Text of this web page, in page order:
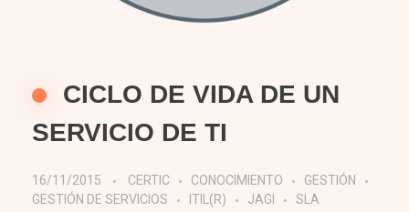
CICLO DE VIDA DE UN
SERVICIO DE TI
16/11/2015 CERTIC CONOCIMIENTO
GESTIÓN
GESTIÓN DE SERVICIOS
ITIL(R) JAGI SLA